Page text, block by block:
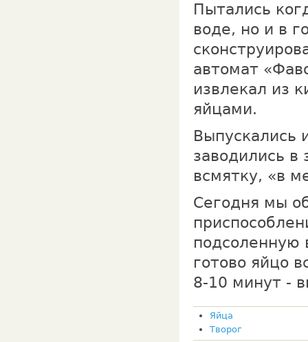
Пытались
воде, но и в
автомат
извлекал из
яйцами.
Выпускались
заводились в
всмятку, «в
Сегодня мы
подсоленную
готово яйцо
8-10 минут -
Яйца
Творог